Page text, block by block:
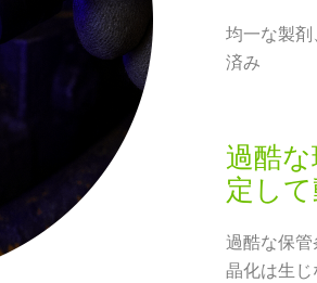
均一な製
済み
過酷
定し
過酷な保
晶化は生じ